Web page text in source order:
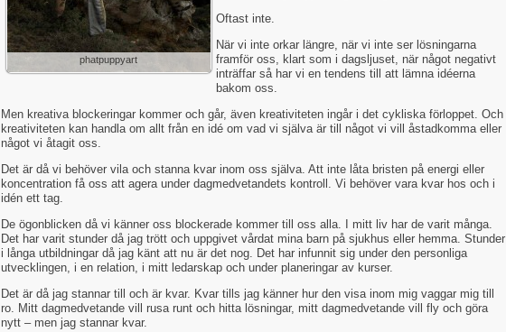
phatpuppyart
Oftast inte.
När vi inte orkar längre, när vi inte ser lösningarna
framför oss, klart som i dagsljuset, när något negativt
inträffar så har vi en tendens till att lämna idéerna
bakom oss.
Men kreativa blockeringar kommer och går, även kreativiteten ingår i det cykliska förloppet. Och
kreativiteten kan handla om allt från en idé om vad vi själva är till något vi vill åstadkomma eller
något vi åtagit oss.
Det är då vi behöver vila och stanna kvar inom oss själva. Att inte låta bristen på energi eller
koncentration få oss att agera under dagmedvetandets kontroll. Vi behöver vara kvar hos och i
idén ett tag.
De ögonblicken då vi känner oss blockerade kommer till oss alla. I mitt liv har de varit många.
Det har varit stunder då jag trött och uppgivet vårdat mina barn på sjukhus eller hemma. Stunder
i långa utbildningar då jag känt att nu är det nog. Det har infunnit sig under den personliga
utvecklingen, i en relation, i mitt ledarskap och under planeringar av kurser.
Det är då jag stannar till och är kvar. Kvar tills jag känner hur den visa inom mig vaggar mig till
ro. Mitt dagmedvetande vill rusa runt och hitta lösningar, mitt dagmedvetande vill fly och göra
nytt – men jag stannar kvar.